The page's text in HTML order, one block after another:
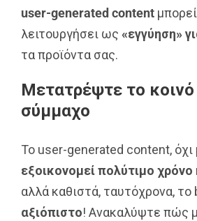
user-generatedcontent
λειτουργήσει ως «εγγύηση»
τα προϊόντα σας.
Μετατρέψτε το
σύμμαχο
Το user-generated content, όχι
εξοικονομεί πολύτιμο
αλλά καθιστά, ταυτόχρονα, το
αξιόπιστο! Ανακαλύψτε πώς